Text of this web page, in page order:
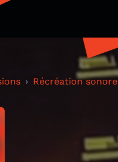
Récréation sonore